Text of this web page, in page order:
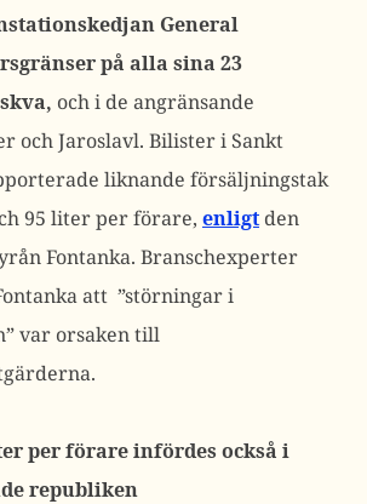
General
på alla sina 23
och i de angränsande
och Jaroslavl. Bilister i Sankt
liknande försäljningstak
95 liter per förare, enligtden
Fontanka. Branschexperter
att ”störningar i
var orsaken till
per förare infördes också i
republiken